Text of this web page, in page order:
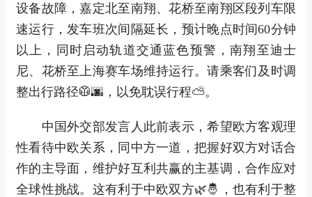
设备故障，嘉定北至南翔、花桥至南翔区段列车限
速运行，发车班次间隔延长，预计晚点时间60分钟
以上，同时启动轨道交通蓝色预警，南翔至迪士
尼、花桥至上海赛车场维持运行。请乘客们及时调
整出行路径🥼🌆，以免耽误行程⛅。
中国外交部发言人此前表示，希望欧方客观理
性看待中欧关系，同中方一道，把握好双方对话合
作的主导面，维护好互利共赢的主基调，合作应对
全球性挑战。这有利于中欧双方🌿🤴，也有利于整